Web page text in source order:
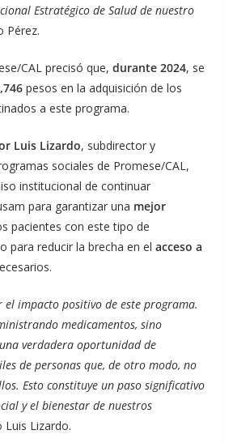
Estratégico de Salud de nuestro
Pérez.
CAL precisó que,durante 2024, se
pesos en la adquisición de los
a este programa.
Luis Lizardo, subdirector y
sociales de Promese/CAL,
institucional de continuar
para garantizar una mejor
pacientes con este tipo de
para reducir la brecha en elacceso a
el impacto positivo de este programa.
medicamentos, sino
verdadera oportunidad de
de personas que, de otro modo, no
Esto constituye un paso significativo
y el bienestar de nuestros
Luis Lizardo.